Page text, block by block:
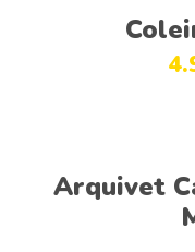
Arquivet